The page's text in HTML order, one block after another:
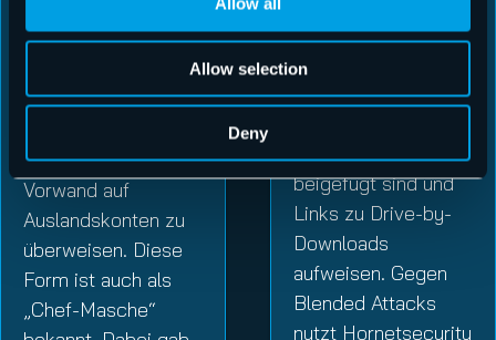
Allow selection
Deny
durch CEO-Fraud
Mitarbeiter dazu zu
unter einem
Vorwand auf
Auslandskonten zu
überweisen. Diese
Form ist auch als
„Chef-Masche“
den Angreifern sind
PDF-Dateien oder
Microsoft-
E-Mail als Anlage
beigefügt sind und
Links zu Drive-by-
Downloads
aufweisen. Gegen
Blended Attacks
nutzt Hornetsecurity